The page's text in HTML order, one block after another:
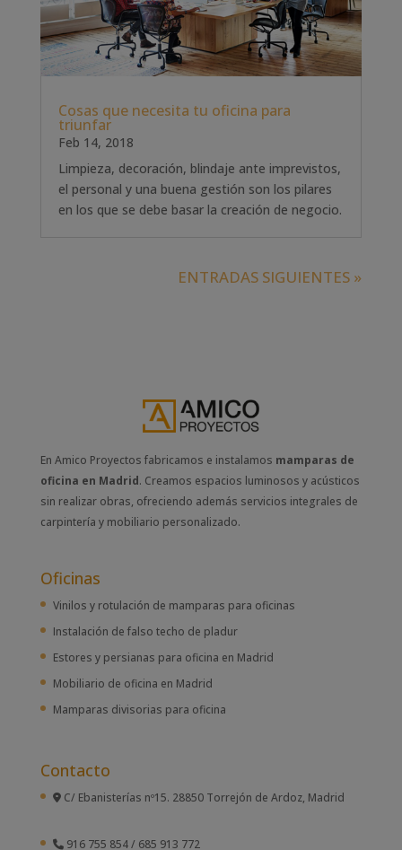
Cosas que necesita tu oficina para
triunfar
Feb 14, 2018
Limpieza, decoración, blindaje ante imprevistos,
el personal y una buena gestión son los pilares
en los que se debe basar la creación de negocio.
ENTRADAS SIGUIENTES »
En Amico Proyectos fabricamos e instalamos mamparas de
oficina en Madrid. Creamos espacios luminosos y acústicos
sin realizar obras, ofreciendo además servicios integrales de
carpintería y mobiliario personalizado.
Oficinas
Vinilos y rotulación de mamparas para oficinas
Instalación de falso techo de pladur
Estores y persianas para oficina en Madrid
Mobiliario de oficina en Madrid
Mamparas divisorias para oficina
Contacto
C/ Ebanisterías nº15. 28850 Torrejón de Ardoz, Madrid
916 755 854/ 685 913 772